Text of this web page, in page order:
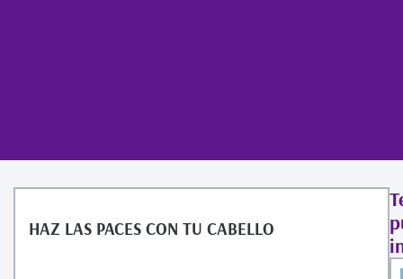
HAZ LAS PACES CON TU CABELLO